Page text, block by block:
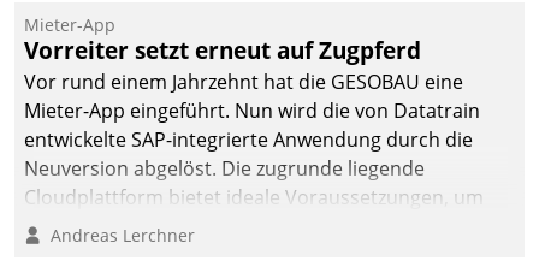
Die monatlichen
Mitteilungen zum
Heizungs- und
Wasserverbrauch gehen
automatisiert, vollständig
und auf Wunsch über
mehrere zuvor
Kommunikationswege bei
Mieter-App
Vorreiter setzt erneut auf Zugpferd
Vor rund einem Jahrzehnt hat die GESOBAU eine
Mieter-App eingeführt. Nun wird die von Datatrain
entwickelte SAP-integrierte Anwendung durch die
Neuversion abgelöst. Die zugrunde liegende
Cloudplattform bietet ideale Voraussetzungen, um
die Funktionalität der App zu erweitern und weitere
Andreas Lerchner